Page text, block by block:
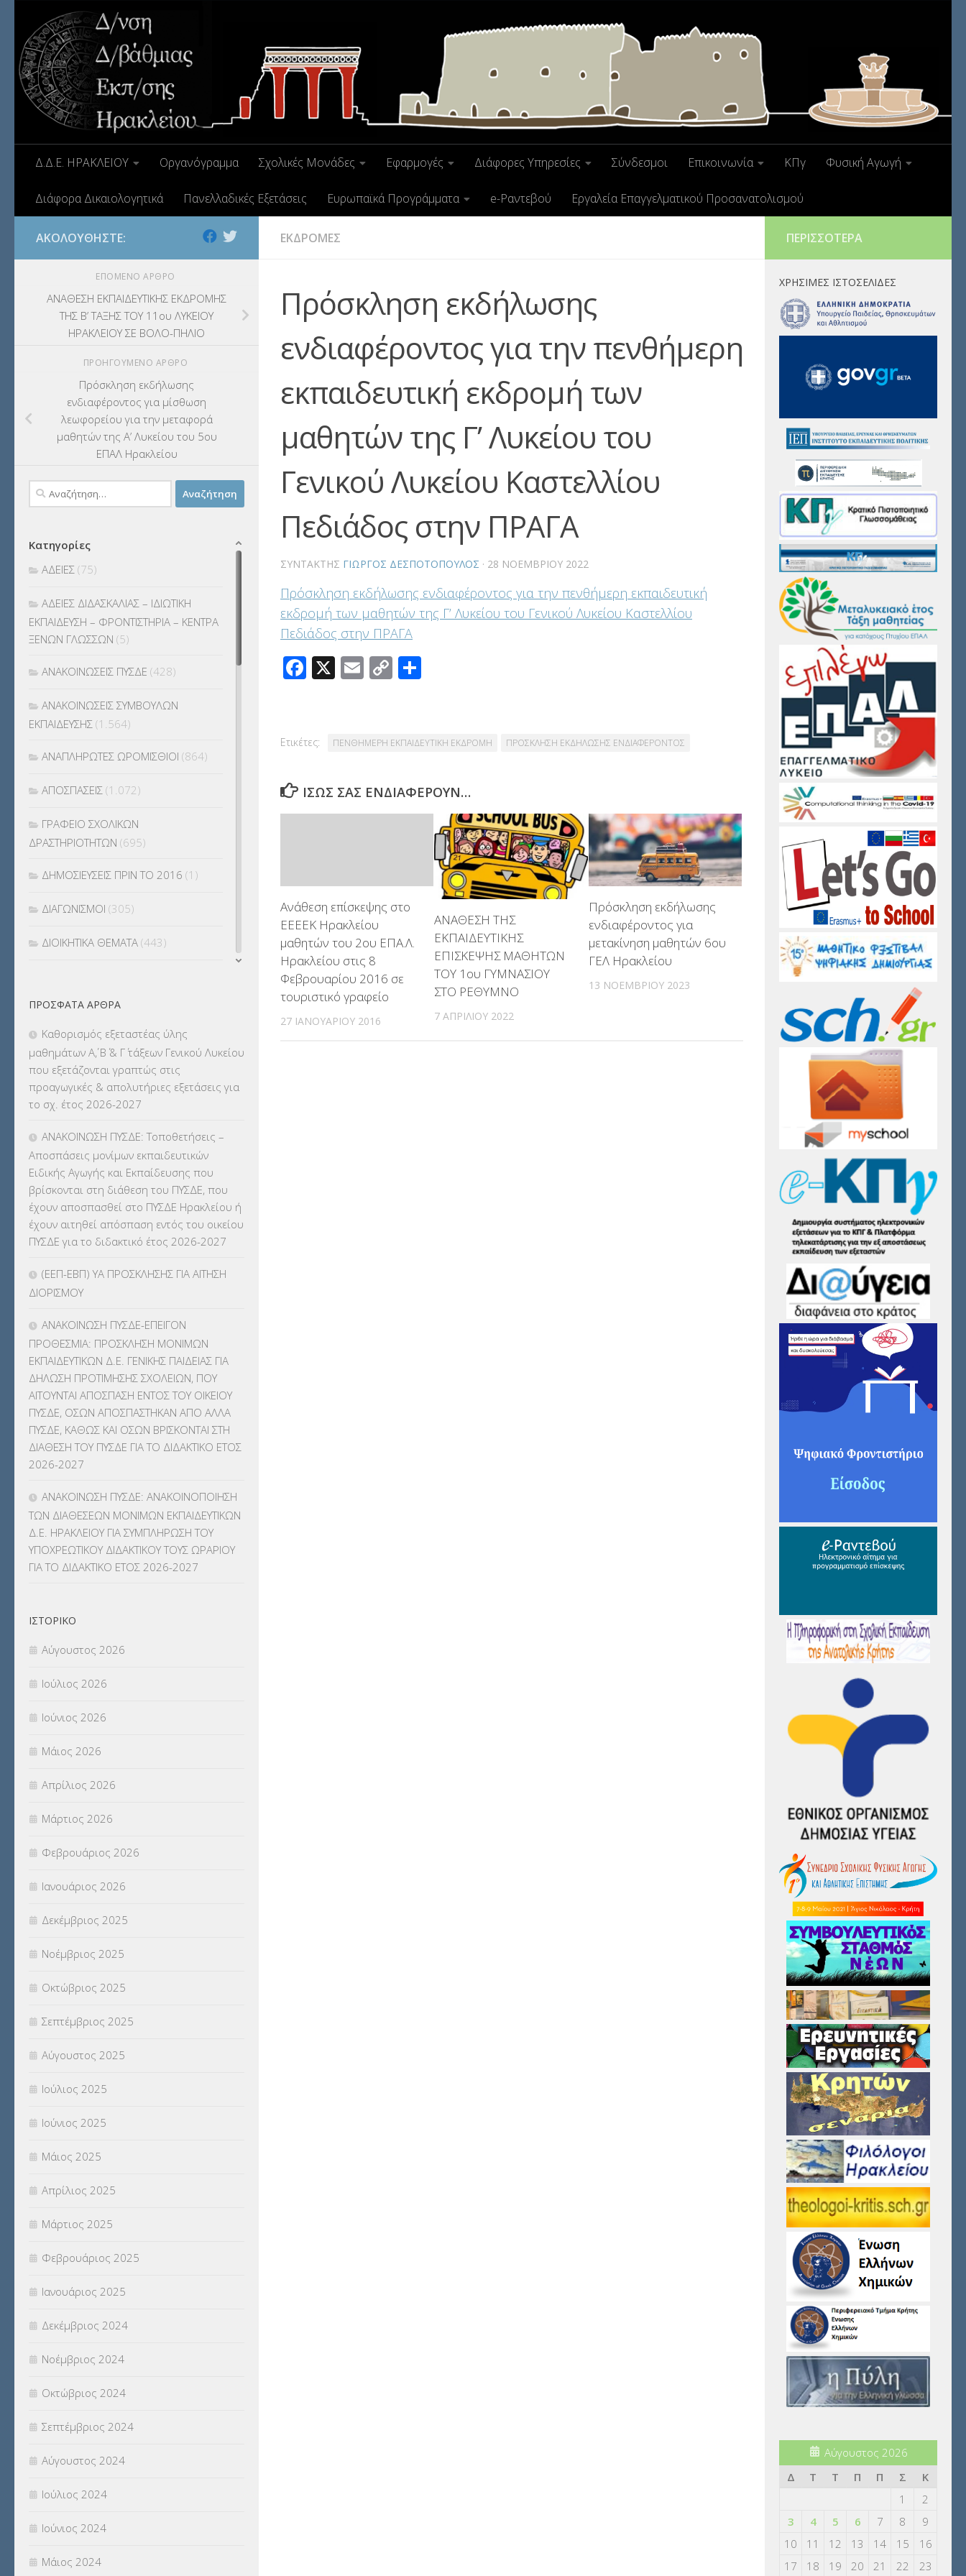
Δ.Δ.Ε. ΗΡΑΚΛΕΙΟΥ Οργανόγραμμα Σχολικές Μονάδες Εφαρμογές Διάφορες Υπηρεσίες Σύνδεσμοι Επικοινωνία ΚΠγ Φυσική Αγωγή
Διάφορα Δικαιολογητικά Πανελλαδικές Εξετάσεις Ευρωπαϊκά Προγράμματα e-Ραντεβού Εργαλεία Επαγγελματικού Προσανατολισμού
ΕΚΔΡΟΜΕΣ
Πρόσκληση εκδήλωσης
ενδιαφέροντος για την πενθήμερη
εκπαιδευτική εκδρομή των
μαθητών της Γ’ Λυκείου του
Γενικού Λυκείου Καστελλίου
Πεδιάδος στην ΠΡΑΓΑ
ΣΥΝΤΆΚΤΗΣ ΓΙΏΡΓΟΣ ΔΕΣΠΟΤΌΠΟΥΛΟΣ · 28 ΝΟΕΜΒΡΊΟΥ 2022
Πρόσκληση εκδήλωσης ενδιαφέροντος για την πενθήμερη εκπαιδευτική
εκδρομή των μαθητών της Γ’ Λυκείου του Γενικού Λυκείου Καστελλίου
Πεδιάδος στην ΠΡΑΓΑ
Facebook
X Email
Copy
Ετικέτες: ΠΕΝΘΗΜΕΡΗ ΕΚΠΑΙΔΕΥΤΙΚΗ ΕΚΔΡΟΜΗ ΠΡΟΣΚΛΗΣΗ ΕΚΔΗΛΩΣΗΣ ΕΝΔΙΑΦΕΡΟΝΤΟΣ
ΊΣΩΣ ΣΑΣ ΕΝΔΙΑΦΈΡΟΥΝ…
Ανάθεση επίσκεψης στο
ΕΕΕΕΚ Ηρακλείου
μαθητών του 2ου ΕΠΑ.Λ.
Ηρακλείου στις 8
Φεβρουαρίου 2016 σε
τουριστικό γραφείο
27 ΙΑΝΟΥΑΡΊΟΥ 2016
ΑΝΑΘΕΣΗ ΤΗΣ
ΕΚΠΑΙΔΕΥΤΙΚΗΣ
ΕΠΙΣΚΕΨΗΣ ΜΑΘΗΤΩΝ
ΤOY 1ου ΓΥΜΝΑΣΙΟΥ
ΣΤΟ ΡΕΘΥΜΝΟ
7 ΑΠΡΙΛΊΟΥ 2022
Πρόσκληση εκδήλωσης
ενδιαφέροντος για
μετακίνηση μαθητών 6ου
ΓΕΛ Ηρακλείου
13 ΝΟΕΜΒΡΊΟΥ 2023
ΑΚΟΛΟΥΘΉΣΤΕ:
ΕΠΌΜΕΝΟ ΆΡΘΡΟ
ΑΝΑΘΕΣΗ ΕΚΠΑΙΔΕΥΤΙΚΗΣ ΕΚΔΡΟΜΗΣ
ΤΗΣ Β’ ΤΑΞΗΣ ΤΟΥ 11ου ΛΥΚΕΙΟΥ
ΗΡΑΚΛΕΙΟΥ ΣΕ ΒΟΛΟ-ΠΗΛΙΟ
ΠΡΟΗΓΟΎΜΕΝΟ ΆΡΘΡΟ
Πρόσκληση εκδήλωσης
ενδιαφέροντος για μίσθωση
λεωφορείου για την μεταφορά
μαθητών της Α’ Λυκείου του 5ου
ΕΠΑΛ Ηρακλείου
Αναζήτηση
για:
Κατηγορίες
ΑΔΕΙΕΣ (75)
ΑΔΕΙΕΣ ΔΙΔΑΣΚΑΛΙΑΣ – ΙΔΙΩΤΙΚΗ
ΕΚΠΑΙΔΕΥΣΗ – ΦΡΟΝΤΙΣΤΗΡΙΑ – ΚΕΝΤΡΑ
ΞΕΝΩΝ ΓΛΩΣΣΩΝ (5)
ΑΝΑΚΟΙΝΩΣΕΙΣ ΠΥΣΔΕ (428)
ΑΝΑΚΟΙΝΩΣΕΙΣ ΣΥΜΒΟΥΛΩΝ
ΕΚΠΑΙΔΕΥΣΗΣ (1.564)
ΑΝΑΠΛΗΡΩΤΕΣ ΩΡΟΜΙΣΘΙΟΙ (864)
ΑΠΟΣΠΑΣΕΙΣ (1.072)
ΓΡΑΦΕΙΟ ΣΧΟΛΙΚΩΝ
ΔΡΑΣΤΗΡΙΟΤΗΤΩΝ (695)
ΔΗΜΟΣΙΕΥΣΕΙΣ ΠΡΙΝ ΤΟ 2016 (1)
ΔΙΑΓΩΝΙΣΜΟΙ (305)
ΔΙΟΙΚΗΤΙΚΑ ΘΕΜΑΤΑ (443)
ΕΚΔΡΟΜΕΣ(7.354)
ΕΚΠΑΙΔΕΥΤΙΚΑ ΘΕΜΑΤΑ (2.823)
ΕΠΑΛ(366)
ΕΠΙΜΟΡΦΩΣΗ Τ.Π.Ε.
ΕΥΡΩΠΑΪΚΑ ΠΡΟΓΡΑΜΜΑΤΑ(230)
ΚΕΣΥ(60)
ΚΕΣΥΠ (109)
ΚΠγ – ΚΡΑΤΙΚΟ ΠΙΣΤΟΠΟΙΗΤΙΚΟ
ΚΠπ- ΚΡΑΤΙΚΟ ΠΙΣΤΟΠΟΙΗΤΙΚΟ
ΛΟΙΠΑ(309)
ΜΑΘΗΤΕΙΑ(275)
ΜΕΤΑΘΕΣΕΙΣ-ΤΟΠΟΘΕΤΗΣΕΙΣ
ΒΕΛΤΙΩΣΕΙΣ(319)
ΜΕΤΑΤΑΞΕΙΣ
ΜΕΤΑΦΟΡΑ ΜΑΘΗΤΩΝ(3)
ΝΟΜΟΘΕΣΙΑ(66)
ΟΙΚΟΝΟΜΙΚΑ ΘΕΜΑΤΑ(73)
(18)
ΣΥΝΤΑΞΕΙΣ(12)
ΣΧΟΛΙΚΟΙ ΣΥΜΒΟΥΛΟΙ
ΥΠΕΡΑΡΙΘΜΟΙ(1)
ΥΠΟΤΡΟΦΙΕΣ(28)
ΦΥΣΙΚΗ ΑΓΩΓΗ(692)
Χωρίς κατηγορία(55)
ΠΡΌΣΦΑΤΑ ΆΡΘΡΑ
Καθορισμός εξεταστέας ύλης
μαθημάτων Α΄, Β΄ & Γ΄ τάξεων Γενικού Λυκείου
που εξετάζονται γραπτώς στις
προαγωγικές & απολυτήριες εξετάσεις για
το σχ. έτος 2026-2027
ΑΝΑΚΟΙΝΩΣΗ ΠΥΣΔΕ: Τοποθετήσεις –
Αποσπάσεις μονίμων εκπαιδευτικών
Ειδικής Αγωγής και Εκπαίδευσης που
βρίσκονται στη διάθεση του ΠΥΣΔΕ, που
έχουν αποσπασθεί στο ΠΥΣΔΕ Ηρακλείου ή
έχουν αιτηθεί απόσπαση εντός του οικείου
ΠΥΣΔΕ για το διδακτικό έτος 2026-2027
(ΕΕΠ-ΕΒΠ) ΥΑ ΠΡΟΣΚΛΗΣΗΣ ΓΙΑ ΑΙΤΗΣΗ
ΔΙΟΡΙΣΜΟΥ
ΑΝΑΚΟΙΝΩΣΗ ΠΥΣΔΕ-ΕΠΕΙΓΟΝ
ΠΡΟΘΕΣΜΙΑ: ΠΡΟΣΚΛΗΣΗ ΜΟΝΙΜΩΝ
ΕΚΠΑΙΔΕΥΤΙΚΩΝ Δ.Ε. ΓΕΝΙΚΗΣ ΠΑΙΔΕΙΑΣ ΓΙΑ
ΔΗΛΩΣΗ ΠΡΟΤΙΜΗΣΗΣ ΣΧΟΛΕΙΩΝ, ΠΟΥ
ΑΙΤΟΥΝΤΑΙ ΑΠΟΣΠΑΣΗ ΕΝΤΟΣ ΤΟΥ ΟΙΚΕΙΟΥ
ΠΥΣΔΕ, ΟΣΩΝ ΑΠΟΣΠΑΣΤΗΚΑΝ ΑΠΟ ΑΛΛΑ
ΠΥΣΔΕ, ΚΑΘΩΣ ΚΑΙ ΟΣΩΝ ΒΡΙΣΚΟΝΤΑΙ ΣΤΗ
ΔΙΑΘΕΣΗ ΤΟΥ ΠΥΣΔΕ ΓΙΑ ΤΟ ΔΙΔΑΚΤΙΚΟ ΕΤΟΣ
2026-2027
ΑΝΑΚΟΙΝΩΣΗ ΠΥΣΔΕ: ΑΝΑΚΟΙΝΟΠΟΙΗΣΗ
ΤΩΝ ΔΙΑΘΕΣΕΩΝ ΜΟΝΙΜΩΝ ΕΚΠΑΙΔΕΥΤΙΚΩΝ
Δ.Ε. ΗΡΑΚΛΕΙΟΥ ΓΙΑ ΣΥΜΠΛΗΡΩΣΗ ΤΟΥ
ΥΠΟΧΡΕΩΤΙΚΟΥ ΔΙΔΑΚΤΙΚΟΥ ΤΟΥΣ ΩΡΑΡΙΟΥ
ΓΙΑ ΤΟ ΔΙΔΑΚΤΙΚΟ ΕΤΟΣ 2026-2027
ΙΣΤΟΡΙΚΌ
Αύγουστος 2026
Ιούλιος 2026
Ιούνιος 2026
Μάιος 2026
Απρίλιος 2026
Μάρτιος 2026
Φεβρουάριος 2026
Ιανουάριος 2026
Δεκέμβριος 2025
Νοέμβριος 2025
Οκτώβριος 2025
Σεπτέμβριος 2025
Αύγουστος 2025
Ιούλιος 2025
Ιούνιος 2025
Μάιος 2025
Απρίλιος 2025
Μάρτιος 2025
Φεβρουάριος 2025
Ιανουάριος 2025
Δεκέμβριος 2024
Νοέμβριος 2024
Οκτώβριος 2024
Σεπτέμβριος 2024
Αύγουστος 2024
Ιούλιος 2024
Ιούνιος 2024
Μάιος 2024
ΠΕΡΙΣΣΌΤΕΡΑ
ΧΡΉΣΙΜΕΣ ΙΣΤΟΣΕΛΊΔΕΣ
Αύγουστος 2026
Δ
Τ Τ Π Π Σ
Κ
1
2
3
4 5 6 7 8
9
10
11 12 13 14 15
16
17
18 19 20 21 22 23